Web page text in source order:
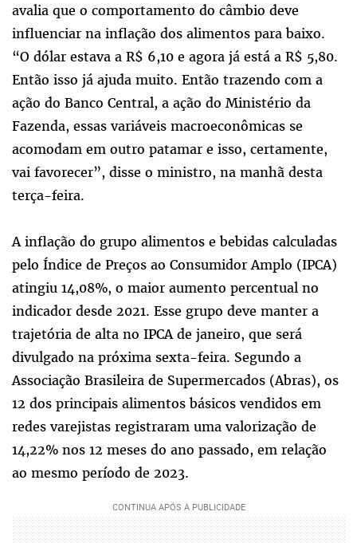
avalia que o comportamento do câmbio deve
influenciar na inflação dos alimentos para baixo.
“O dólar estava a R$ 6,10 e agora já está a R$ 5,80.
Então isso já ajuda muito. Então trazendo com a
ação do Banco Central, a ação do Ministério da
Fazenda, essas variáveis macroeconômicas se
acomodam em outro patamar e isso, certamente,
vai favorecer”, disse o ministro, na manhã desta
terça-feira.
A inflação do grupo alimentos e bebidas calculadas
pelo Índice de Preços ao Consumidor Amplo (IPCA)
atingiu 14,08%, o maior aumento percentual no
indicador desde 2021. Esse grupo deve manter a
trajetória de alta no IPCA de janeiro, que será
divulgado na próxima sexta-feira. Segundo a
Associação Brasileira de Supermercados (Abras), os
12 dos principais alimentos básicos vendidos em
redes varejistas registraram uma valorização de
14,22% nos 12 meses do ano passado, em relação
ao mesmo período de 2023.